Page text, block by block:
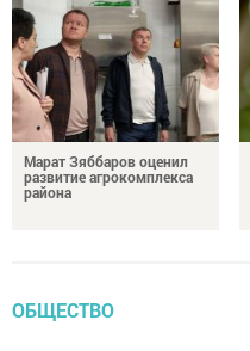
Марат Зяббаров оценил
развитие агрокомплекса
района
ОБЩЕСТВО